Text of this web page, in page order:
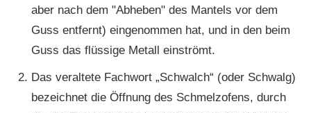
aber nach dem "Abheben" des Mantels vor dem
Guss entfernt) eingenommen hat, und in den beim
Guss das flüssige Metall einströmt.
Das veraltete Fachwort „Schwalch“ (oder Schwalg)
bezeichnet die Öffnung des Schmelzofens, durch